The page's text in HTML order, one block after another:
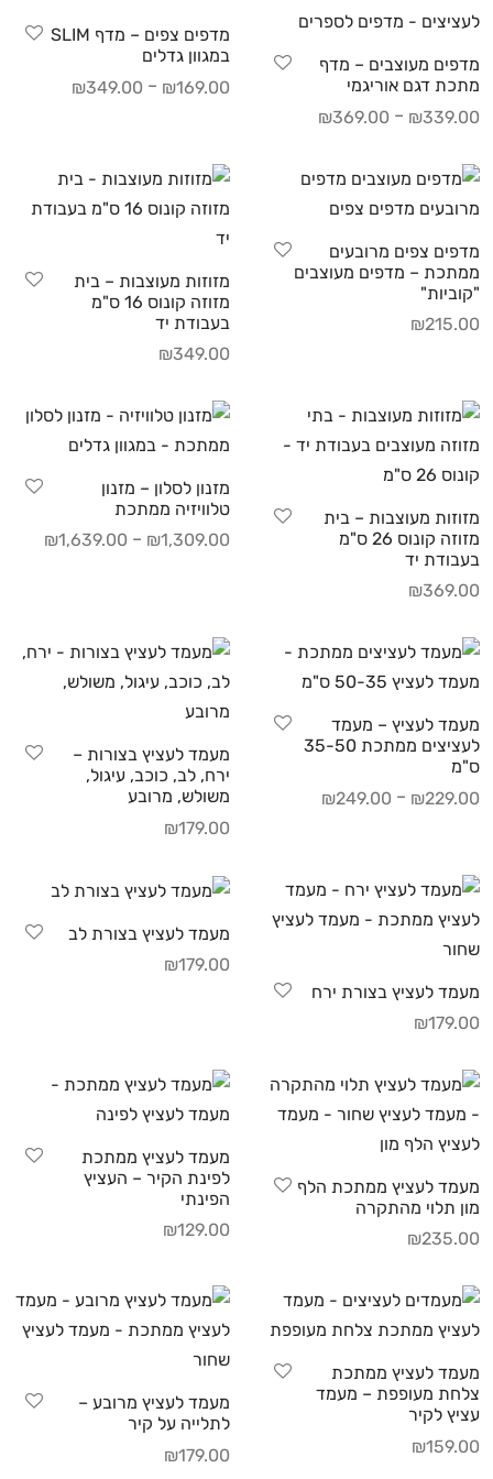
מדפים מעוצבים – מדף
מתכת דגם אוריגמי
₪339.00
–
₪369.00
מדפים צפים – מדף SLIM
במגוון גדלים
₪169.00
–
₪349.00
מדפים צפים מרובעים
ממתכת – מדפים מעוצבים
"קוביות"
₪215.00
מזוזות מעוצבות – בית
מזוזה קונוס 16 ס"מ
בעבודת יד
₪349.00
מזוזות מעוצבות – בית
מזוזה קונוס 26 ס"מ
בעבודת יד
₪369.00
מזנון לסלון – מזנון
טלוויזיה ממתכת
₪1,309.00
–
₪1,639.00
מעמד לעציץ – מעמד
לעציצים ממתכת 35-50
ס"מ
₪229.00
–
₪249.00
מעמד לעציץ בצורות –
ירח, לב, כוכב, עיגול,
משולש, מרובע
₪179.00
מעמד לעציץ בצורת ירח
₪179.00
מעמד לעציץ בצורת לב
₪179.00
מעמד לעציץ ממתכת הלף
מון תלוי מהתקרה
₪235.00
מעמד לעציץ ממתכת
לפינת הקיר – העציץ
הפינתי
₪129.00
מעמד לעציץ ממתכת
צלחת מעופפת – מעמד
עציץ לקיר
₪159.00
מעמד לעציץ מרובע –
לתלייה על קיר
₪179.00